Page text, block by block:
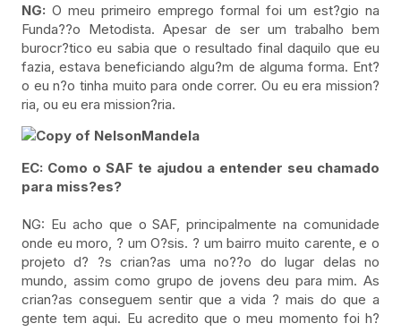
NG: O meu primeiro emprego formal foi um est?gio na
Funda??o Metodista. Apesar de ser um trabalho bem
burocr?tico eu sabia que o resultado final daquilo que eu
fazia, estava beneficiando algu?m de alguma forma. Ent?
o eu n?o tinha muito para onde correr. Ou eu era mission?
ria, ou eu era mission?ria.
EC: Como o SAF te ajudou a entender seu chamado
para miss?es?
NG: Eu acho que o SAF, principalmente na comunidade
onde eu moro, ? um O?sis. ? um bairro muito carente, e o
projeto d? ?s crian?as uma no??o do lugar delas no
mundo, assim como grupo de jovens deu para mim. As
crian?as conseguem sentir que a vida ? mais do que a
gente tem aqui. Eu acredito que o meu momento foi h?